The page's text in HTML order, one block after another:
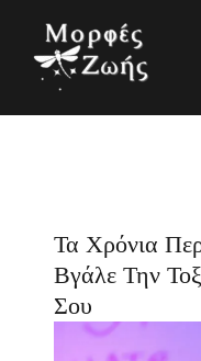
περιεχόμενο
Τα Χρόνια
Βγάλε Την
Σου
α
η
σ
ο